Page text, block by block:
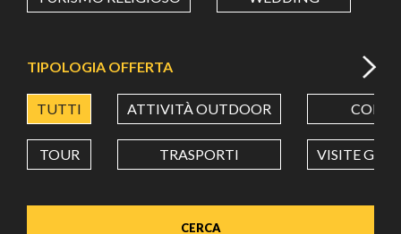
Value in decimal degrees. Use dot (.) as decimal separator.
TIPOLOGIA OFFERTA
TUTTI ATTIVITÀ OUTDOOR CORSI
TOUR TRASPORTI VISITE